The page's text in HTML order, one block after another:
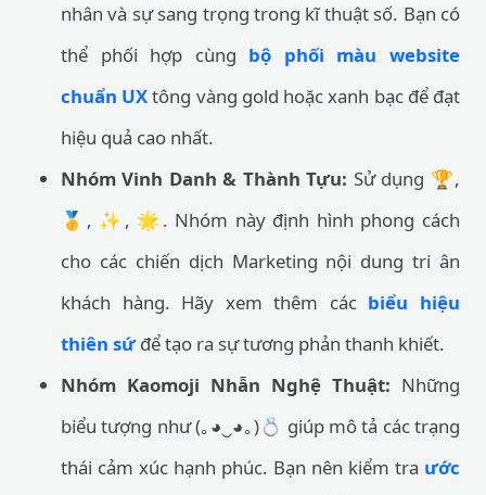
nhân và sự sang trọng trong kĩ thuật số. Bạn có
thể phối hợp cùng bộ phối màu website
chuẩn UXtông vàng gold hoặc xanh bạc để đạt
hiệu quả cao nhất.
Nhóm Vinh Danh & Thành Tựu: Sử dụng 🏆,
🥇, ✨, 🌟. Nhóm này định hình phong cách
cho các chiến dịch Marketing nội dung tri ân
khách hàng. Hãy xem thêm các biểu hiệu
thiên sứđể tạo ra sự tương phản thanh khiết.
Nhóm Kaomoji Nhẫn Nghệ Thuật: Những
biểu tượng như (｡◕‿◕｡)💍 giúp mô tả các trạng
thái cảm xúc hạnh phúc. Bạn nên kiểm tra ước